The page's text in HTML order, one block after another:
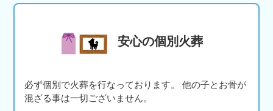
安心の個別火葬
必ず個別で火葬を行なっております。 他の子とお骨が
混ざる事は一切ございません。